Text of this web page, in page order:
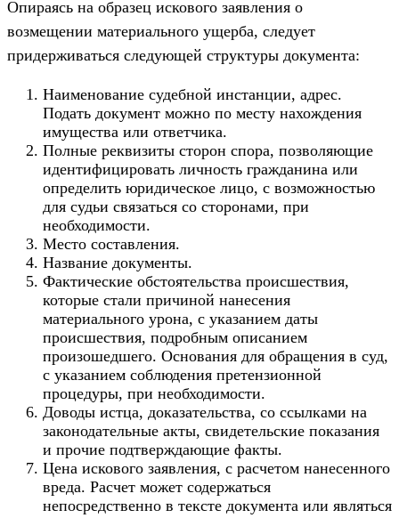
Опираясь на образец искового заявления о
возмещении материального ущерба, следует
придерживаться следующей структуры документа:
Наименование судебной инстанции, адрес.
Подать документ можно по месту нахождения
имущества или ответчика.
Полные реквизиты сторон спора, позволяющие
идентифицировать личность гражданина или
определить юридическое лицо, с возможностью
для судьи связаться со сторонами, при
необходимости.
Место составления.
Название документы.
Фактические обстоятельства происшествия,
которые стали причиной нанесения
материального урона, с указанием даты
происшествия, подробным описанием
произошедшего. Основания для обращения в суд,
с указанием соблюдения претензионной
процедуры, при необходимости.
Доводы истца, доказательства, со ссылками на
законодательные акты, свидетельские показания
и прочие подтверждающие факты.
Цена искового заявления, с расчетом нанесенного
вреда. Расчет может содержаться
непосредственно в тексте документа или являться